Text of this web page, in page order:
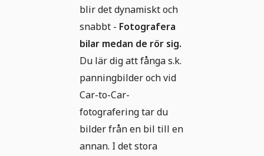
blir det dynamiskt och
snabbt - Fotografera
bilar medan de rör sig.
Du lär dig att fånga s.k.
panningbilder och vid
Car-to-Car-
fotografering tar du
bilder från en bil till en
annan. I det stora